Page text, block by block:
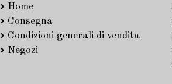
Home
Consegna
Condizioni generali di vendita
Negozi